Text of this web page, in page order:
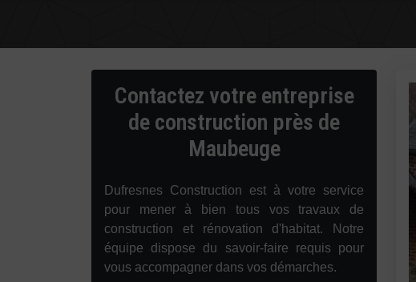
Contactez votre entreprise
de construction près de
Maubeuge
Dufresnes Construction est à votre service
pour mener à bien tous vos travaux de
construction et rénovation d'habitat. Notre
équipe dispose du savoir-faire requis pour
vous accompagner dans vos démarches.